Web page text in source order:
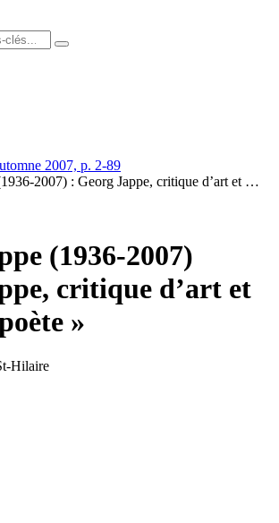
2007, p. 2-89
2007) : Georg Jappe, critique d’art et …
(1936-2007)
critique d’art et
»
Hilaire